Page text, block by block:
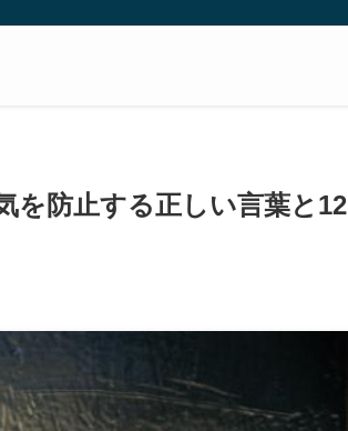
を防止する正しい言葉と12